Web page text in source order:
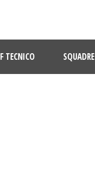
TECNICO SQUADRE